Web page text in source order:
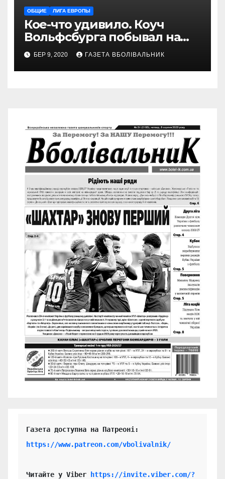
ОБЩИЕ ЛИГА ЕВРОПЫ
Кое-что удивило. Коуч
Вольфсбурга побывал на
матче Шахтера с Колосом
БЕР 9, 2020 ГАЗЕТА ВБОЛІВАЛЬНИК
https://www.patreon.com/vbolivalnik/
Читайте у Viber
https://invite.viber.com/?